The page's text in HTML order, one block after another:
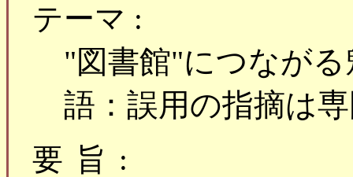
テーマ :
"図書館"につなが
語：誤用の指摘は
要旨: